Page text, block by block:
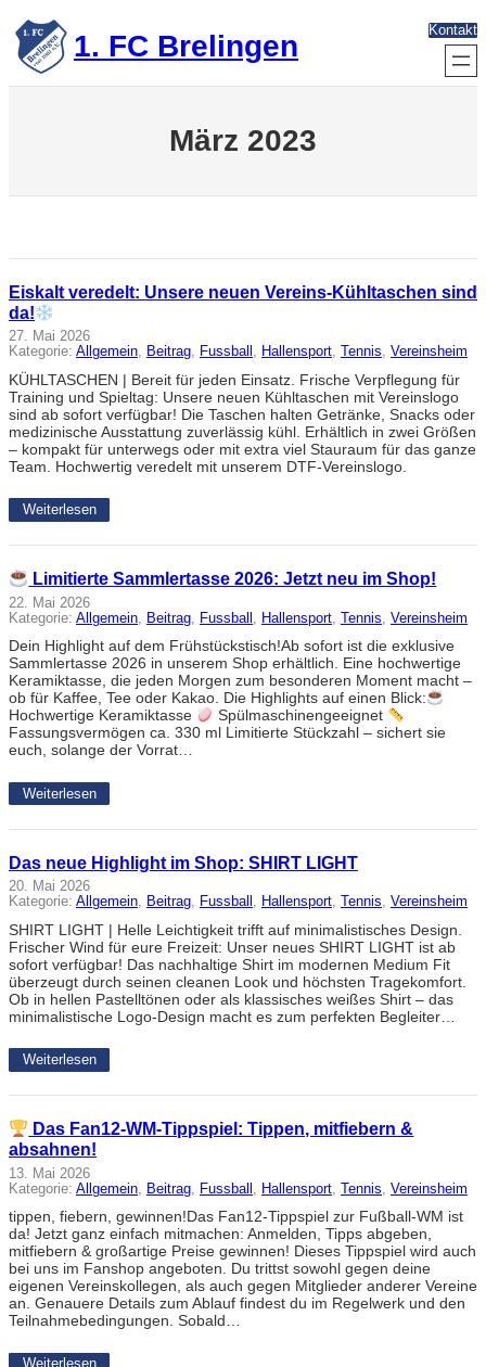
Zum
Inhalt
springen 1. FC Brelingen Kontakt
März 2023
Eiskalt veredelt: Unsere neuen Vereins-Kühltaschen sind
da!
27. Mai 2026
Kategorie: Allgemein, Beitrag, Fussball , Hallensport, Tennis, Vereinsheim
KÜHLTASCHEN | Bereit für jeden Einsatz. Frische Verpflegung für
Training und Spieltag: Unsere neuen Kühltaschen mit Vereinslogo
sind ab sofort verfügbar! Die Taschen halten Getränke, Snacks oder
medizinische Ausstattung zuverlässig kühl. Erhältlich in zwei Größen
– kompakt für unterwegs oder mit extra viel Stauraum für das ganze
Team. Hochwertig veredelt mit unserem DTF-Vereinslogo.
Weiterlesen
Limitierte Sammlertasse 2026: Jetzt neu im Shop!
22. Mai 2026
Kategorie: Allgemein Beitrag Fussball Hallensport Tennis Vereinsheim
Dein Highlight auf dem Frühstückstisch!Ab sofort ist die exklusive
Sammlertasse 2026 in unserem Shop erhältlich. Eine hochwertige
Keramiktasse, die jeden Morgen zum besonderen Moment macht –
ob für Kaffee, Tee oder Kakao. Die Highlights auf einen Blick:
Hochwertige Keramiktasse
Spülmaschinengeeignet
Fassungsvermögen ca. 330 ml Limitierte Stückzahl – sichert sie
euch, solange der Vorrat…
Weiterlesen
Das neue Highlight im Shop: SHIRT LIGHT
20. Mai 2026
Kategorie: Allgemein, Beitrag, Fussball , Hallensport, Tennis, Vereinsheim
SHIRT LIGHT | Helle Leichtigkeit trifft auf minimalistisches Design.
Frischer Wind für eure Freizeit: Unser neues SHIRT LIGHT ist ab
sofort verfügbar! Das nachhaltige Shirt im modernen Medium Fit
überzeugt durch seinen cleanen Look und höchsten Tragekomfort.
Ob in hellen Pastelltönen oder als klassisches weißes Shirt – das
minimalistische Logo-Design macht es zum perfekten Begleiter…
Weiterlesen
Das Fan12-WM-Tippspiel: Tippen, mitfiebern &
absahnen!
13. Mai 2026
Kategorie: Allgemein Beitrag Fussball Hallensport Tennis Vereinsheim
tippen, fiebern, gewinnen!Das Fan12-Tippspiel zur Fußball-WM ist
da! Jetzt ganz einfach mitmachen: Anmelden, Tipps abgeben,
mitfiebern & großartige Preise gewinnen! Dieses Tippspiel wird auch
bei uns im Fanshop angeboten. Du trittst sowohl gegen deine
eigenen Vereinskollegen, als auch gegen Mitglieder anderer Vereine
an. Genauere Details zum Ablauf findest du im Regelwerk und den
Teilnahmebedingungen. Sobald…